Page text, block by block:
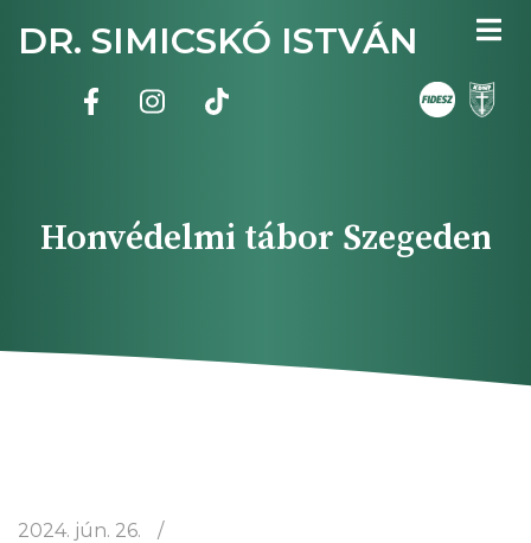
tartalomra
DR. SIMICSKÓ ISTVÁN
Honvédelmi tábor Szegeden
2024. jún. 26.